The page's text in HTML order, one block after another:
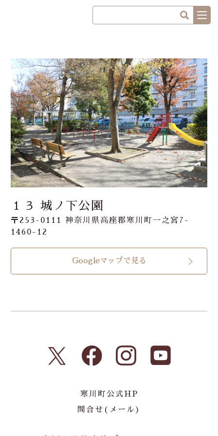
１３ 城ノ下公園
〒253-0111 神奈川県高座郡寒川町一之宮7-
1460-12
Googleマップで見る
寒川町公式HP
問合せ(メール)